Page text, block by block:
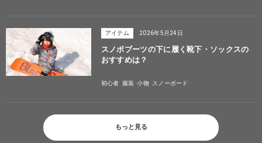
アイテム 2026年5月24日
スノボブーツの下に履く靴下・ソックスの
おすすめは？
初心者 服装 小物 スノーボード
もっと見る